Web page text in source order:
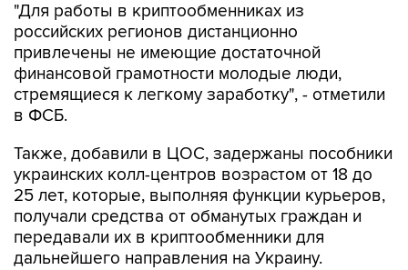
"Для работы в криптообменниках из
российских регионов дистанционно
привлечены не имеющие достаточной
финансовой грамотности молодые люди,
стремящиеся к легкому заработку", - отметили
в ФСБ.
Также, добавили в ЦОС, задержаны пособники
украинских колл-центров возрастом от 18 до
25 лет, которые, выполняя функции курьеров,
получали средства от обманутых граждан и
передавали их в криптообменники для
дальнейшего направления на Украину.